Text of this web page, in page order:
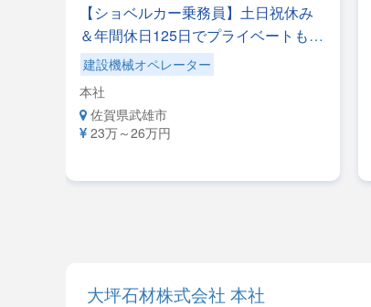
【ショベルカー乗務員】土日祝休み
＆年間休日125日でプライベートも充
実！社内敷地内のみで1日完結！一般
道の運転や移動のストレスゼロ！
【自社専属便】安心して長く活躍で
きる環境です
建設機械オペレーター
本社
佐賀県武雄市
23万～26万円
大坪石材株式会社 本社